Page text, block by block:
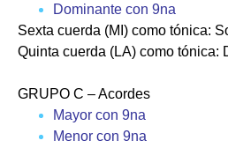
Dominante con 9na
Sexta cuerda (MI) como tónica:
Quinta cuerda (LA) como tónica:
GRUPO C – Acordes
Mayor con 9na
Menor con 9na